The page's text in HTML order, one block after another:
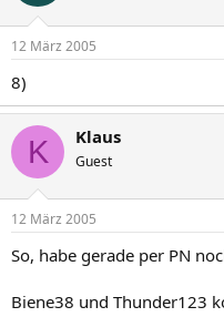
12 März 2005
8)
K Klaus
Guest
12 März 2005
So, habe gerade per PN
Biene38 und Thunder123